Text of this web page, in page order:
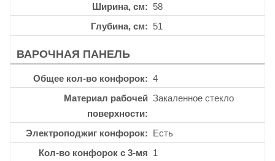
Ширина, см
58
Глубина, см
51
ВАРОЧНАЯ ПАНЕЛЬ
Общее кол-во конфорок
4
Материал рабочей
поверхности
Закаленное стекло
Электроподжиг конфорок
Есть
Кол-во конфорок с 3-мя 1